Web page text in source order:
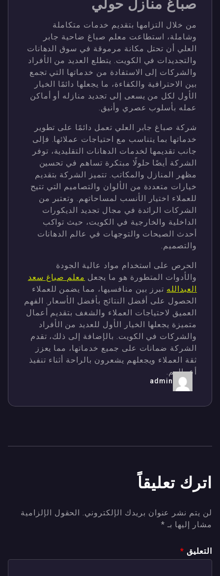
صباغ منازل حولي
من خلال التزامها بتقديم خدمات متكاملة
وشاملة، استطاعت معلم صباغ ضاحية جابر
العلي أن تحتل مكانة مرموقة في سوق الدهانات
والتجديدات في الكويت. يتطلع العديد من الأفراد
والشركات إلى الاستفادة من خدماتها التي تجمع
بين الاحترافية والكفاءة، ما يجعلها دائمًا الخيار
الأول لكل من يسعى إلى تجديد منازله أو أماكن
عمله بأسلوب عصري وأنيق.
شركة صباغ جابر العلي تعمل دائمًا على تطوير
خدماتها بما يتناسب مع احتياجات عملائها. فإلى
جانب تقديمها لخدمات الدهانات التقليدية، توفر
الشركة أيضًا حلولًا مبتكرة تساهم في تحسين
مظهر المنازل والمكاتب. تتميز الشركة بتقديم
خيارات متعددة من الألوان والتصاميم التي تتيح
للعملاء اختيار الأنسب لمساحاتهم. وتعتبر من
الشركات الرائدة في مجال تجديد الديكورات
الداخلية والخارجية في الكويت، حيث تواكب
أحدث الصيحات والتوجهات في عالم الدهانات
والتصميم.
الحرص على استخدام مواد عالية الجودة
والأدوات المتطورة هو ما يجعل معلم صباغ سعد
العبداللهتبرز بين منافسيها، مما يضمن للعملاء
الحصول على أفضل النتائج بأفضل الأسعار. الفهم
العميق لاحتياجات العملاء والشغف بتقديم أعمال
متميزة يجعلها الخيار الأول للعديد من الأفراد
والشركات في الكويت. بالإضافة إلى ذلك، تقدم
الشركة ضمانات على جميع خدماتها، مما يعزز
ثقة العملاء ويجعلهم يشعرون بالراحة أثناء تنفيذ
أعمالهم.
admin
اترك تعليقاً
لن يتم نشر عنوان بريدك الإلكتروني.
الحقول الإلزامية
مشار إليها بـ*
التعليق*